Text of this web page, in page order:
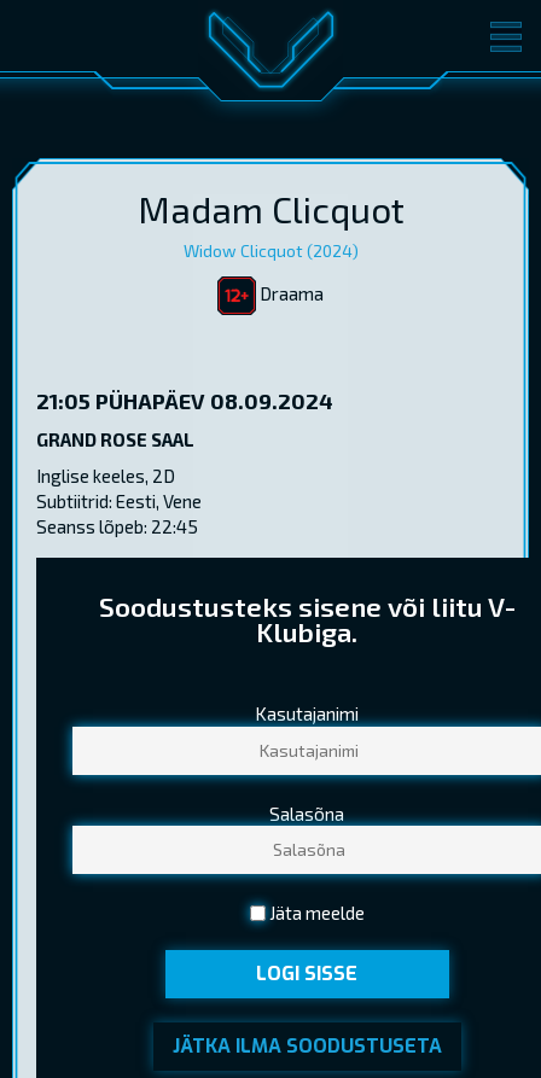
FILMID PILETID
KONVERENTS V-KLUBI
KINKEKAARDID
Madam Clicquot
Widow Clicquot (2024)
Draama
21:05 PÜHAPÄEV 08.09.2024
GRAND ROSE SAAL
Inglise keeles, 2D
Subtiitrid: Eesti, Vene
Seanss lõpeb: 22:45
Soodustusteks sisene või liitu V-
Klubiga.
Kasutajanimi
Salasõna
Jäta meelde
LOGI SISSE
JÄTKA ILMA SOODUSTUSETA
PILETIHINNAD
Tavapilet 10,30 €
Noortepilet 8,00 €
(Kehtib EV pensionitunnistuse esitamisel)